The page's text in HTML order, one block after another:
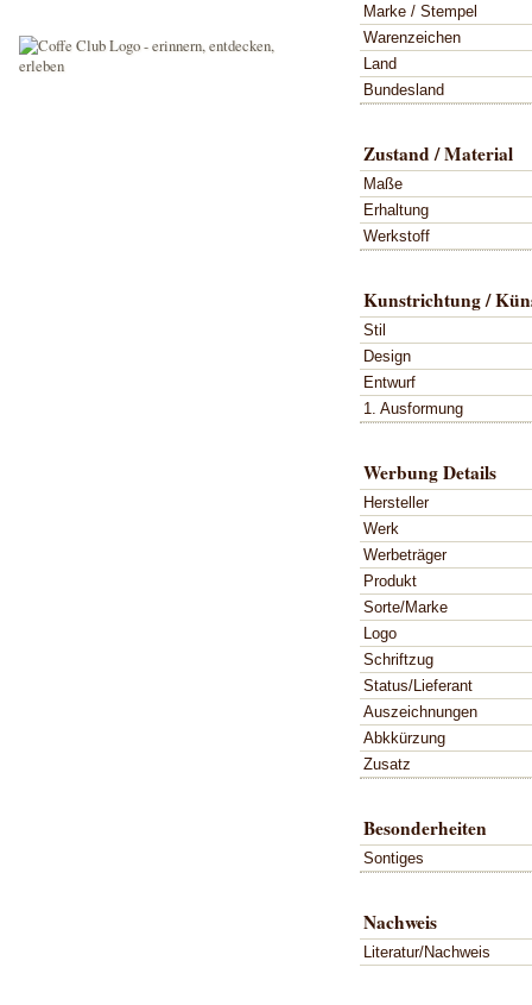
Marke / Stempel
Warenzeichen
Land
Bundesland
Zustand / Material
Maße
Erhaltung
Werkstoff
Kunstrichtung /
Stil
Design
Entwurf
1. Ausformung
Werbung Details
Hersteller
Werk
Werbeträger
Produkt
Sorte/Marke
Logo
Schriftzug
Status/Lieferant
Auszeichnungen
Abkkürzung
Zusatz
Besonderheiten
Sontiges
Nachweis
Literatur/Nachweis